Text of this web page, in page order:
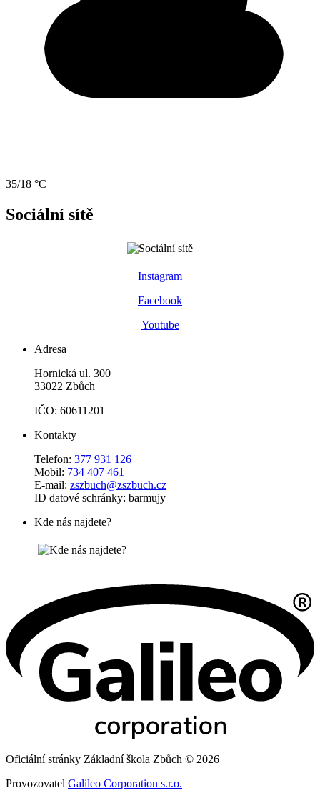
35/18 °C
Sociální sítě
Instagram
Facebook
Youtube
Adresa
Hornická ul. 300
33022 Zbůch
IČO: 60611201
Kontakty
Telefon: 377 931 126
Mobil: 734 407 461
E-mail: zszbuch@zszbuch.cz
ID datové schránky: barmujy
Kde nás najdete?
Oficiální stránky Základní škola Zbůch © 2026
Provozovatel Galileo Corporation s.r.o.